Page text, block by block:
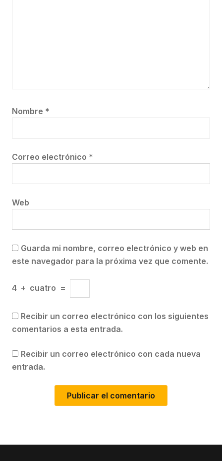
Nombre *
Correo electrónico *
Web
Guarda mi nombre, correo electrónico y web en
este navegador para la próxima vez que comente.
4 + cuatro =
Recibir un correo electrónico con los siguientes
comentarios a esta entrada.
Recibir un correo electrónico con cada nueva
entrada.